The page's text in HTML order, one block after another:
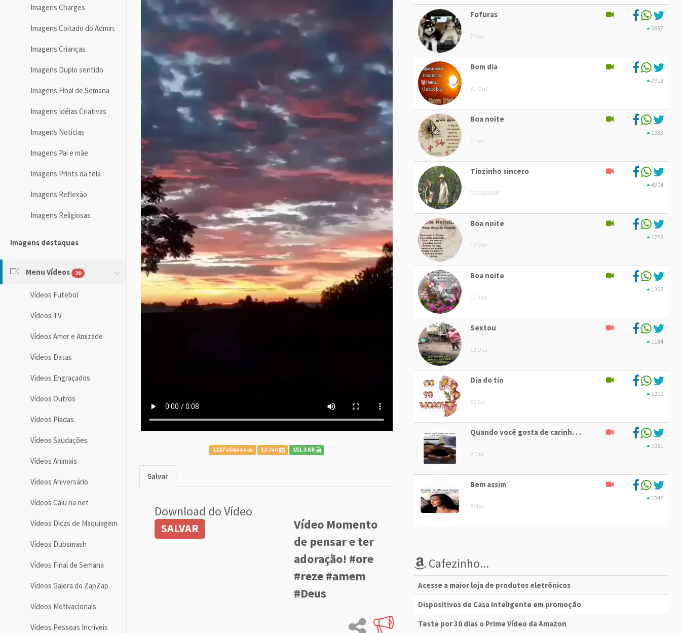
Imagens Charges
Imagens Coitado do Admin.
Imagens Crianças
Imagens Duplo sentido
Imagens Final de Semana
Imagens Idéias Criativas
Imagens Notícias
Imagens Pai e mãe
Imagens Prints da tela
Imagens Reflexão
Imagens Religiosas
Imagens destaques
Menu Vídeos 20
Vídeos Futebol
Vídeos TV
Vídeos Amor e Amizade
Vídeos Datas
Vídeos Engraçados
Vídeos Outros
Vídeos Piadas
Vídeos Saudações
Vídeos Animais
Vídeos Aniversário
Vídeos Caiu na net
Vídeos Dicas de Maquiagem
Vídeos Dubsmash
Vídeos Final de Semana
Vídeos Galera do ZapZap
Vídeos Motivacionais
Vídeos Pessoas Incríveis
1227 cliques 13 Jun 151.3 KB
Salvar
Download do Vídeo
SALVAR
Vídeo Momento
de pensar e ter
adoração! #ore
#reze #amem
#Deus
Fofuras
7 Mar
3687
Bom dia
31 Out
2912
Boa noite
1 Fev
1083
Tiozinho sincero
06/06/2016
4204
Boa noite
12 Mar
1258
Boa noite
11 Jan
1305
Sextou
18 Dez
1184
Dia do tio
20 Set
1009
Quando você gosta de carinh. . .
2 Out
1061
Bem assim
8 Nov
1342
Cafezinho...
Acesse a maior loja de produtos eletrônicos
Dispositivos de Casa Inteligente em promoção
Teste por 30 dias o Prime Vídeo da Amazon